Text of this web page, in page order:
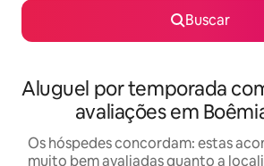
Buscar
Aluguel por temporada
avaliações em
Os hóspedes concordam: estas
muito bem avaliadas quanto a